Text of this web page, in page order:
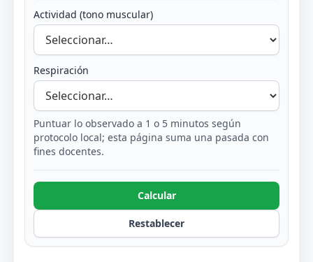
Actividad (tono muscular)
Respiración
Puntuar lo observado a 1 o 5 minutos según
protocolo local; esta página suma una pasada con
fines docentes.
Calcular
Restablecer